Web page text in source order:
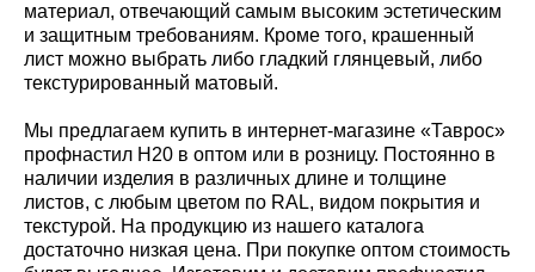
материал, отвечающий самым высоким эстетическим
и защитным требованиям. Кроме того, крашенный
лист можно выбрать либо гладкий глянцевый, либо
текстурированный матовый.
Мы предлагаем купить в интернет-магазине «Таврос»
профнастил Н20 в оптом или в розницу. Постоянно в
наличии изделия в различных длине и толщине
листов, с любым цветом по RAL, видом покрытия и
текстурой. На продукцию из нашего каталога
достаточно низкая цена. При покупке оптом стоимость